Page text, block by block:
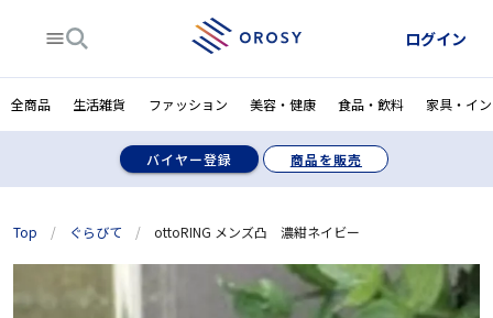
ログイン
全商品 生活雑貨 ファッション 美容・健康 食品・飲料 家具・イ
バイヤー登録 商品を販売
Top / ぐらびて / ottoRING メンズ凸 濃紺ネイビー